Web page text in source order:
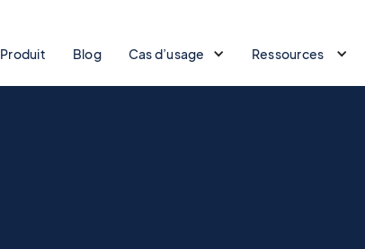
Produit Blog Cas d’usage Ressources